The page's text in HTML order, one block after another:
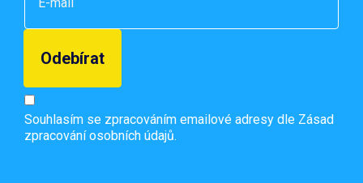
Souhlasím se zpracováním emailové adresy dle Zásad
zpracování osobních údajů.